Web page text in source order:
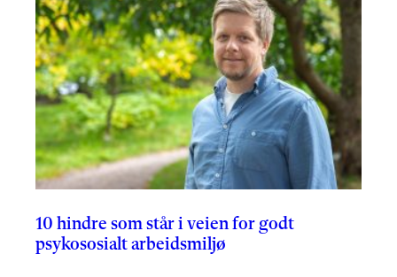
10 hindre som står i veien for godt
psykososialt arbeidsmiljø